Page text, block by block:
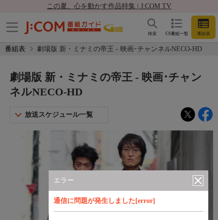
この夏、心を動かす作品特集 | J:COM TV
CS番組一覧 番組表
検索
番組表 劇場版 新・ミナミの帝王 - 映画･チャンネルNECO-HD
エラー
通信に問題が発生しました[error]
劇場版 新・ミナミの帝王 - 映画･チャン
ネルNECO-HD
放送スケジュール一覧